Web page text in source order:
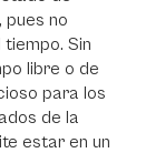
pues no
tiempo. Sin
libre o de
para los
de la
estar en un